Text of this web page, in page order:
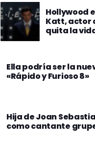
Hollywood
Katt, actor
quita la
Ella podría ser la
«Rápido y Furioso 8»
Hija de Joan
como cantante